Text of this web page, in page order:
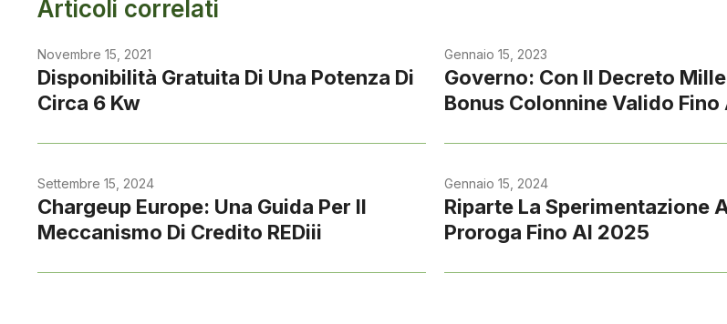
Articoli correlati
Novembre 15, 2021
Disponibilità Gratuita Di Una Potenza Di
Circa 6 Kw
Gennaio 15, 2023
Governo: Con Il Decreto
Bonus Colonnine Valido
Settembre 15, 2024
Chargeup Europe: Una Guida Per Il
Meccanismo Di Credito REDiii
Gennaio 15, 2024
Riparte La Sperimentazione
Proroga Fino Al 2025